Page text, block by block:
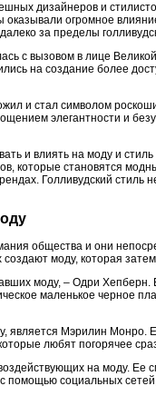
дизайнеров и
огромное
за пределы
с вызовом в лице
на создание более
и стал символом
элегантности и
и влиять на моду и
которые становятся
Голливудский стиль
общества и они
моду, которая
моду, – Одри
маленькое черное
является Мэрилин Монро.
любят погорячее
на моду. Ее
социальных